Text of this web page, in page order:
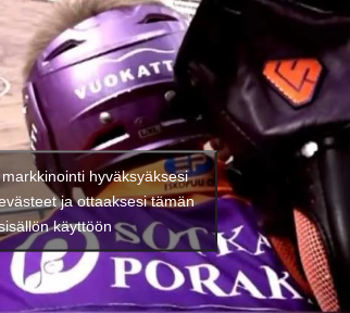
hyväksyäksesi
ja ottaaksesi tämän
käyttöön